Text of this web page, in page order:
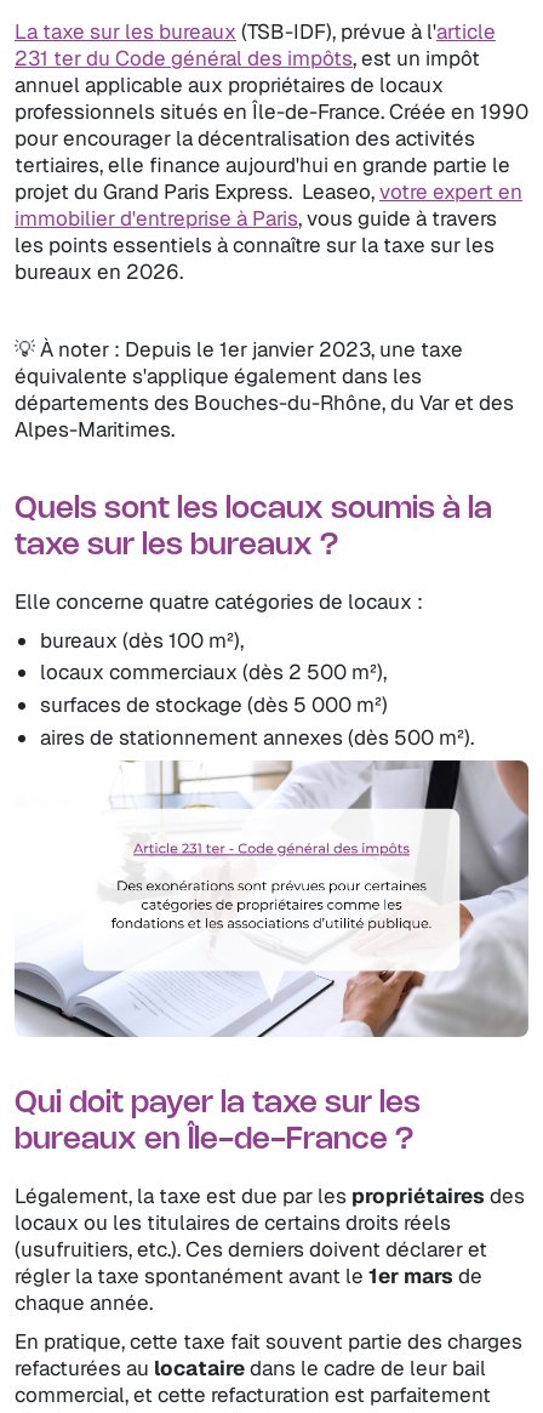
La taxe sur les bureaux (TSB-IDF), prévue à l'article
231 ter du Code général des impôts, est un impôt
annuel applicable aux propriétaires de locaux
professionnels situés en Île-de-France. Créée en 1990
pour encourager la décentralisation des activités
tertiaires, elle finance aujourd'hui en grande partie le
projet du Grand Paris Express. Leaseo,votre expert en
immobilier d'entreprise à Paris, vous guide à travers
les points essentiels à connaître sur la taxe sur les
bureaux en 2026.
💡 À noter : Depuis le 1er janvier 2023, une taxe
équivalente s'applique également dans les
départements des Bouches-du-Rhône, du Var et des
Alpes-Maritimes.
Quels sont les locaux soumis à la
taxe sur les bureaux ?
Elle concerne quatre catégories de locaux :
bureaux (dès 100 m²),
locaux commerciaux (dès 2 500 m²),
surfaces de stockage (dès 5 000 m²)
aires de stationnement annexes (dès 500 m²).
Qui doit payer la taxe sur les
bureaux en Île-de-France ?
Légalement, la taxe est due par les propriétaires des
locaux ou les titulaires de certains droits réels
(usufruitiers, etc.). Ces derniers doivent déclarer et
régler la taxe spontanément avant le 1er mars de
chaque année.
En pratique, cette taxe fait souvent partie des charges
refacturées au locatairedans le cadre de leur bail
commercial, et cette refacturation est parfaitement